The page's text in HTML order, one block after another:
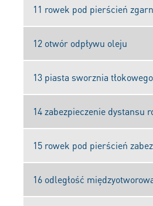
11 rowek pod pierścień
12 otwór odpływu oleju
13 piasta sworznia tłokowego
14 zabezpieczenie dystansu
15 rowek pod pierścień
16 odległość